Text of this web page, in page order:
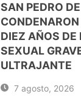
SAN PEDRO
DIEZ AÑOS DE
SEXUAL
ULTRAJANTE
7 agosto, 2026